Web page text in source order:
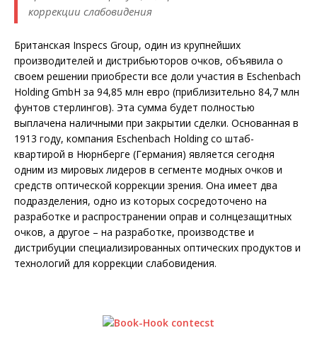
коррекции слабовидения
Британская Inspecs Group, один из крупнейших
производителей и дистрибьюторов очков, объявила о
своем решении приобрести все доли участия в Eschenbach
Holding GmbH за 94,85 млн евро (приблизительно 84,7 млн
фунтов стерлингов). Эта сумма будет полностью
выплачена наличными при закрытии сделки. Основанная в
1913 году, компания Eschenbach Holding со штаб-
квартирой в Нюрнберге (Германия) является сегодня
одним из мировых лидеров в сегменте модных очков и
средств оптической коррекции зрения. Она имеет два
подразделения, одно из которых сосредоточено на
разработке и распространении оправ и солнцезащитных
очков, а другое – на разработке, производстве и
дистрибуции специализированных оптических продуктов и
технологий для коррекции слабовидения.